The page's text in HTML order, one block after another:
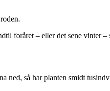
foråret – eller det sene vinter –
ned, så har planten smidt